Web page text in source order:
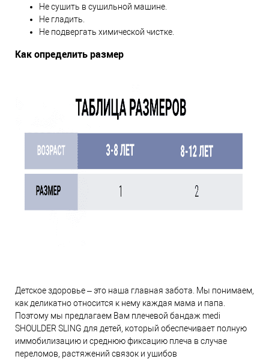
Не сушить в сушильной машине.
Не гладить.
Не подвергать химической чистке.
Как определить размер
Детское здоровье – это наша главная забота. Мы понимаем,
как деликатно относится к нему каждая мама и папа.
Поэтому мы предлагаем Вам плечевой бандаж medi
SHOULDER SLING для детей, который обеспечивает полную
иммобилизацию и среднюю фиксацию плеча в случае
переломов, растяжений связок и ушибов